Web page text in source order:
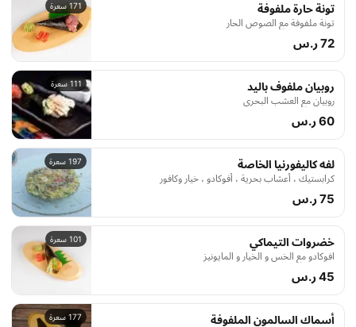
171 سعرة تونة حارة ملفوفة
تونة ملفوفة مع الصوص الحار
72 ر.س
111 سعرة روبيان ملفوف باليد
روبيان مع العشب البحري
60 ر.س
197 سعرة لفه كاليفورنيا الخاصة
كرابستيك ، أعشاب بحرية ، أفوكادو ، خيار وكافور
75 ر.س
101 سعرة خضروات التيماكي
افوكادو مع الخس و الخيار و المايونيز
45 ر.س
177 سعرة أسماك السالمون الملفوفة